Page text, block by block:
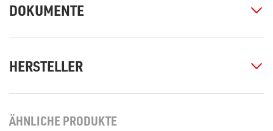
DOKUMENTE
HERSTELLER
ÄHNLICHE PRODUKTE